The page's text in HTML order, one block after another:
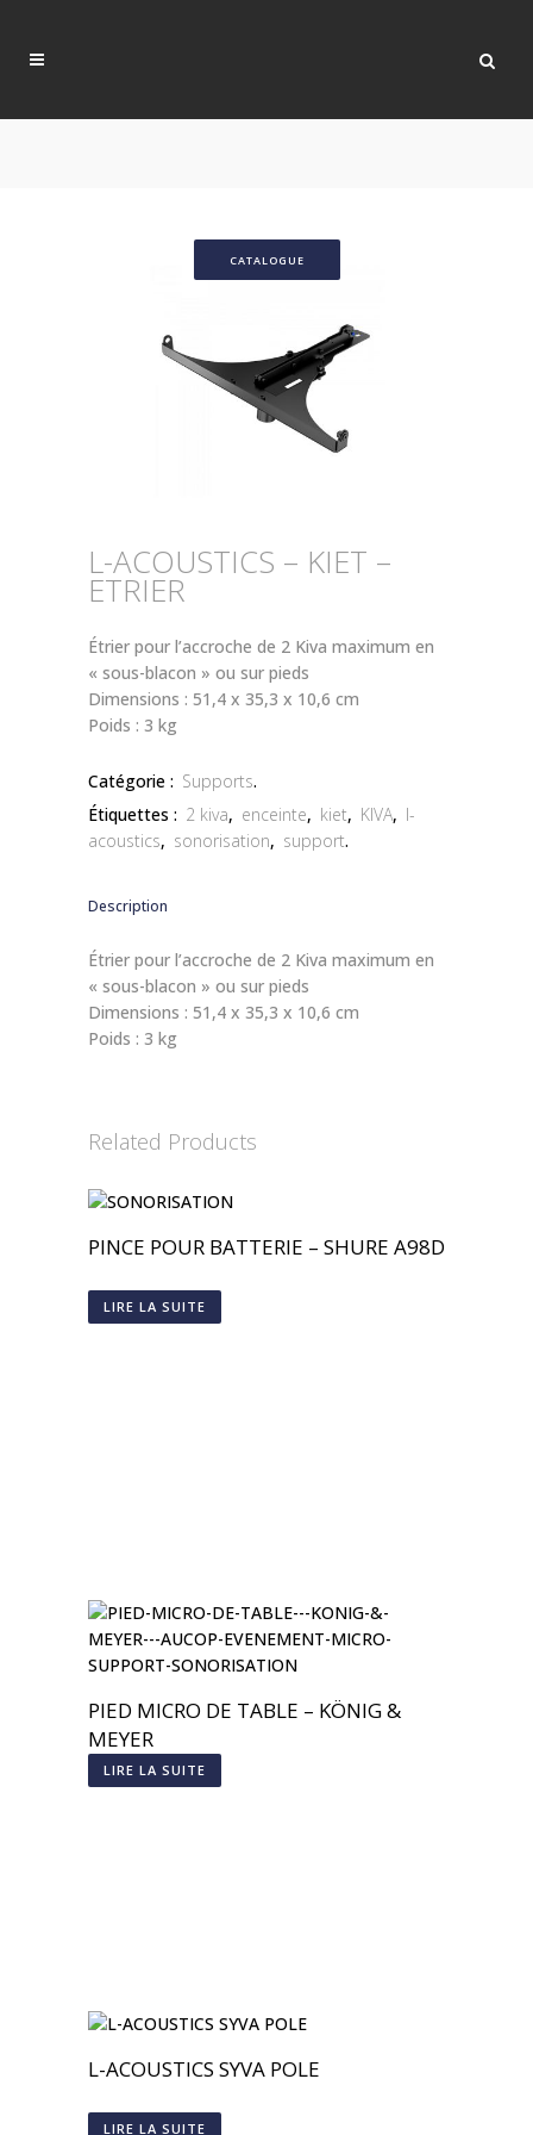
CATALOGUE
L-ACOUSTICS – KIET –
ETRIER
Étrier pour l’accroche de 2 Kiva maximum en
« sous-blacon » ou sur pieds
Dimensions : 51,4 x 35,3 x 10,6 cm
Poids : 3 kg
Catégorie : Supports.
Étiquettes : 2 kiva, enceinte, kiet, KIVA, l-
acoustics, sonorisation, support.
Description
Étrier pour l’accroche de 2 Kiva maximum en
« sous-blacon » ou sur pieds
Dimensions : 51,4 x 35,3 x 10,6 cm
Poids : 3 kg
Related Products
PINCE POUR BATTERIE – SHURE A98D
LIRE LA SUITE
PIED MICRO DE TABLE – KÖNIG &
MEYER
LIRE LA SUITE
L-ACOUSTICS SYVA POLE
LIRE LA SUITE